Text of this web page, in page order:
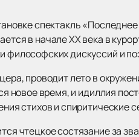
спектакль
в начале XX века в
философских дискуссий и
проводит лето в
новое время, и идиллия
стихов и спиритические
чтецкое состязание за